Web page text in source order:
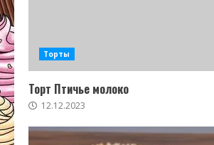
Торты
Торт Птичье молоко
12.12.2023